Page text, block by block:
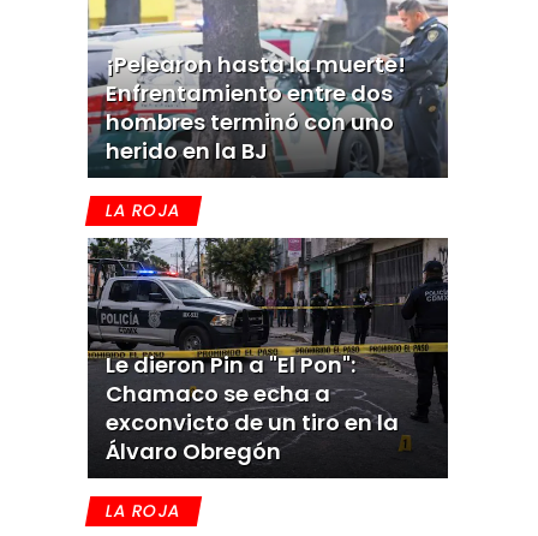
¡Pelearon hasta la muerte!
Enfrentamiento entre dos
hombres terminó con uno
herido en la BJ
LA ROJA
Le dieron Pin a "El Pon":
Chamaco se echa a
exconvicto de un tiro en la
Álvaro Obregón
LA ROJA